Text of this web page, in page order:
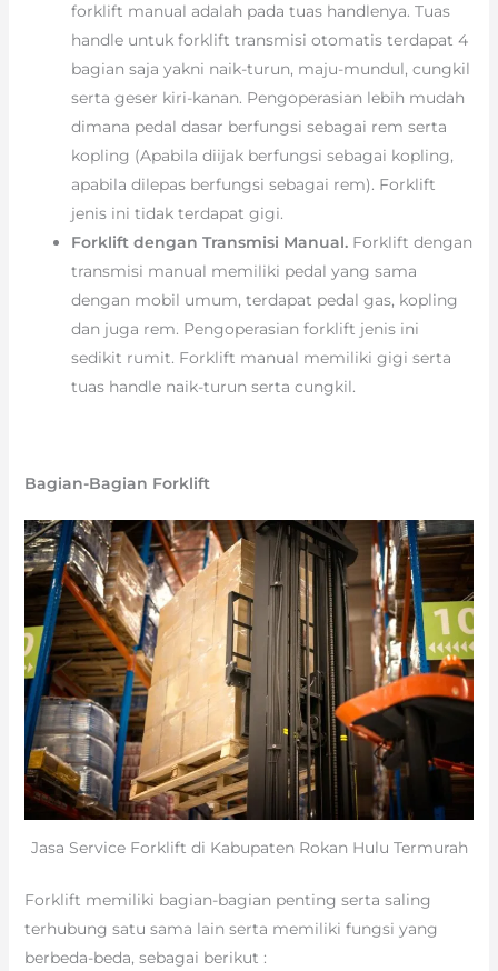
forklift manual adalah pada tuas handlenya. Tuas
handle untuk forklift transmisi otomatis terdapat 4
bagian saja yakni naik-turun, maju-mundul, cungkil
serta geser kiri-kanan. Pengoperasian lebih mudah
dimana pedal dasar berfungsi sebagai rem serta
kopling (Apabila diijak berfungsi sebagai kopling,
apabila dilepas berfungsi sebagai rem). Forklift
jenis ini tidak terdapat gigi.
Forklift dengan Transmisi Manual.Forklift dengan
transmisi manual memiliki pedal yang sama
dengan mobil umum, terdapat pedal gas, kopling
dan juga rem. Pengoperasian forklift jenis ini
sedikit rumit. Forklift manual memiliki gigi serta
tuas handle naik-turun serta cungkil.
Bagian-Bagian Forklift
Jasa Service Forklift di Kabupaten Rokan Hulu Termurah
Forklift memiliki bagian-bagian penting serta saling
terhubung satu sama lain serta memiliki fungsi yang
berbeda-beda, sebagai berikut :